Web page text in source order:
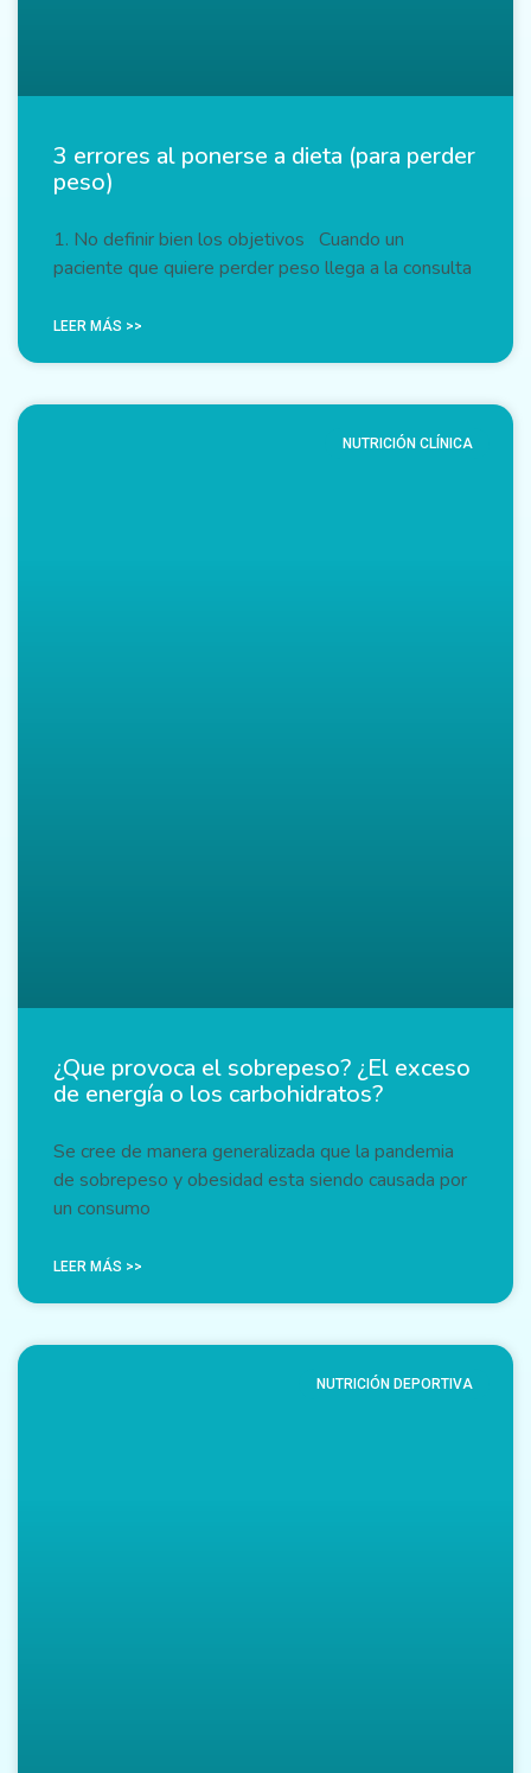
3 errores al ponerse a dieta (para perder
peso)
1. No definir bien los objetivos Cuando un
paciente que quiere perder peso llega a la consulta
LEER MÁS >>
NUTRICIÓN CLÍNICA
¿Que provoca el sobrepeso? ¿El exceso
de energía o los carbohidratos?
Se cree de manera generalizada que la pandemia
de sobrepeso y obesidad esta siendo causada por
un consumo
LEER MÁS >>
NUTRICIÓN DEPORTIVA